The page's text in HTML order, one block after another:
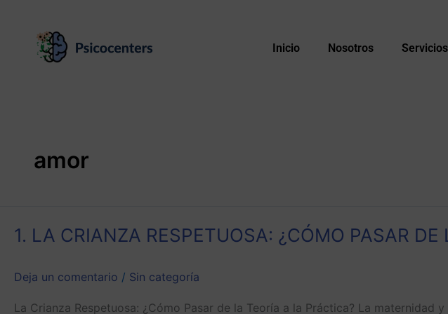
contenido
Inicio Nosotros Servicios
amor
1. LA CRIANZA RESPETUOSA: ¿CÓMO PASAR
Deja un comentario / Sin categoría
La Crianza Respetuosa: ¿Cómo Pasar de la Teoría a la Práctica? La
LA
RESPETUOSA:
PASAR